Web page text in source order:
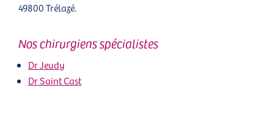
49800 Trélazé.
Nos chirurgiens spécialistes
Dr Jeudy
Dr Saint Cast